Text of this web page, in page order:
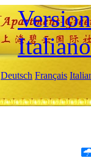
Italiano
Deutsch Français